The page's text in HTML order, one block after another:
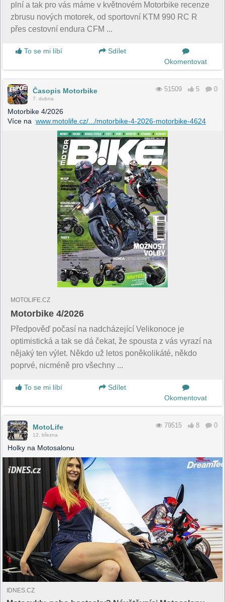
plní a tak pro vás máme v květnovém Motorbike recenze
zbrusu nových motorek, od sportovní KTM 990 RC R
přes cestovní endura CFM ...
To se mi líbí
Sdílet
Okomentovat
Časopis Motorbike
7. dubna
51509 5 0
Motorbike 4/2026
Více na www.motolife.cz/.../motorbike-4-2026-motorbike-4624
MOTOLIFE.CZ
Motorbike 4/2026
Předpověď počasí na nadcházející Velikonoce je
optimistická a tak se dá čekat, že spousta z vás vyrazí na
nějaký ten výlet. Někdo už letos poněkolikáté, někdo
poprvé, nicméně pro všechny ...
To se mi líbí
Sdílet
Okomentovat
MotoLife
12. března
79515 8 0
Holky na Motosalonu
IDNES.CZ